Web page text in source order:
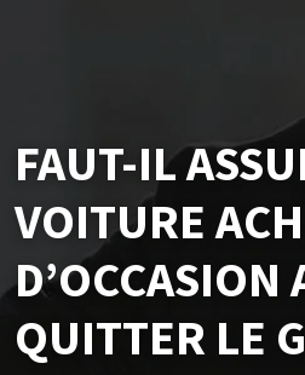
FAUT-IL
VOITURE
D’OCCASION
QUITTER LE